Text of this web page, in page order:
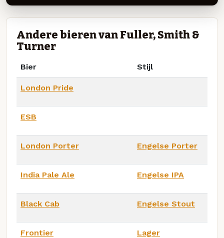
Andere bieren van Fuller, Smith &
Turner
Bier Stijl
London Pride
ESB
London Porter Engelse Porter
India Pale Ale Engelse IPA
Black Cab Engelse Stout
Frontier Lager